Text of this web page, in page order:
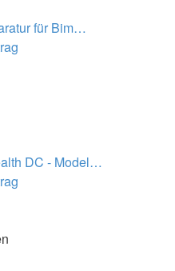
für Bim…
DC - Model…